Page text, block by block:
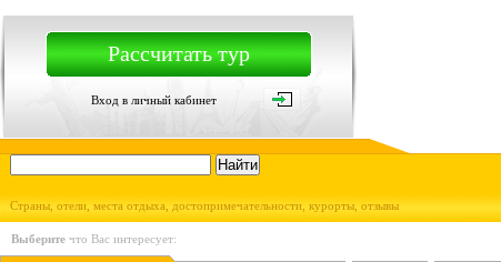
Рассчитать тур
Вход в личный кабинет
Страны, отели, места отдыха, достопримечательности, курорты, отзывы
Выберите что Вас интересует: